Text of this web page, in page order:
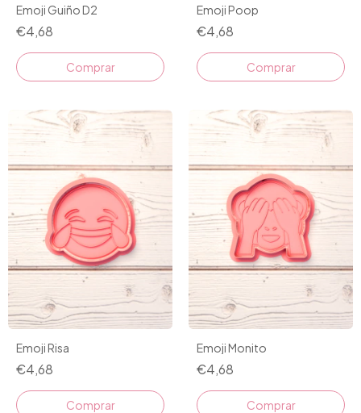
Emoji Guiño D2
€4,68
Comprar
Emoji Poop
€4,68
Comprar
Emoji Risa
€4,68
Comprar
Emoji Monito
€4,68
Comprar